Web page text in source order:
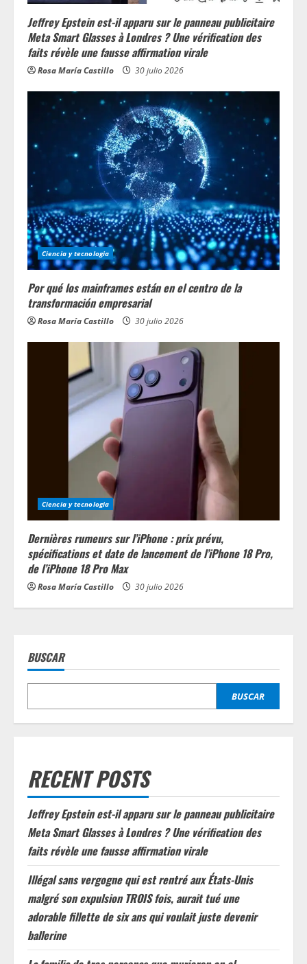
Jeffrey Epstein est-il apparu sur le panneau publicitaire
Meta Smart Glasses à Londres ? Une vérification des
faits révèle une fausse affirmation virale
Rosa María Castillo 30 julio 2026
Ciencia y tecnologia
Por qué los mainframes están en el centro de la
transformación empresarial
Rosa María Castillo 30 julio 2026
Ciencia y tecnologia
Dernières rumeurs sur l’iPhone : prix prévu,
spécifications et date de lancement de l’iPhone 18 Pro,
de l’iPhone 18 Pro Max
Rosa María Castillo 30 julio 2026
BUSCAR
BUSCAR
RECENT POSTS
Jeffrey Epstein est-il apparu sur le panneau publicitaire
Meta Smart Glasses à Londres ? Une vérification des
faits révèle une fausse affirmation virale
Illégal sans vergogne qui est rentré aux États-Unis
malgré son expulsion TROIS fois, aurait tué une
adorable fillette de six ans qui voulait juste devenir
ballerine